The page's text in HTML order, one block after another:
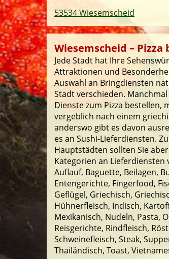
53534 Wiesemscheid
Wiesemscheid –
Jede Stadt hat Ihre
Attraktionen und
Auswahl an Bringdiensten
Stadt verschieden. Manchmal
Dienste zum Pizza bestellen,
vergeblich nach einem
anderswo gibt es davon
es an Sushi-Lieferdiensten.
Hauptstädten sollten Sie
Kategorien an Lieferdiensten
Auflauf, Baguette, Beilagen,
Entengerichte, Fingerfood,
Geflügel, Griechisch,
Hühnerfleisch, Indisch,
Mexikanisch, Nudeln, Pasta,
Reisgerichte, Rindfleisch,
Schweinefleisch, Steak,
Thailändisch, Toast,